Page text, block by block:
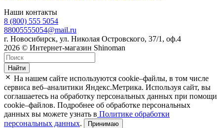
Наши контакты
8 (800) 555 5054
88005555054@mail.ru
г. Новосибирск, ул. Николая Островского, 37/1, оф.4
2026 © Интернет-магазин Shinoman
Найти
На нашем сайте используются cookie–файлы, в том числе
сервиса веб–аналитики Яндекс.Метрика. Используя сайт, вы
соглашаетесь на обработку персональных данных при помощи
cookie–файлов. Подробнее об обработке персональных
данных вы можете узнать в Политике обработки
персональных данных. Принимаю